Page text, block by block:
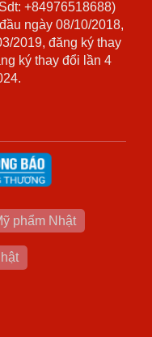
+84976518688)
ngày 08/10/2018,
2019, đăng ký thay
ký thay đổi lần 4
phẩm Nhật